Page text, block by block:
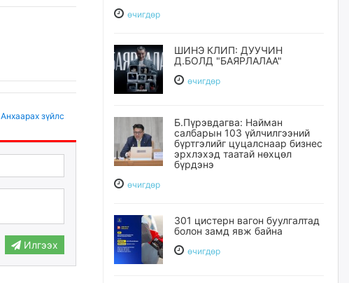
Анхаарах зүйлс
Илгээх
өчигдѳр
ШИНЭ КЛИП: ДУУЧИН
Д.БОЛД "БАЯРЛАЛАА"
өчигдѳр
Б.Пүрэвдагва: Найман
салбарын 103 үйлчилгээний
бүртгэлийг цуцалснаар бизнес
эрхлэхэд таатай нөхцөл
бүрдэнэ
өчигдѳр
301 цистерн вагон буулгалтад
болон замд явж байна
өчигдѳр